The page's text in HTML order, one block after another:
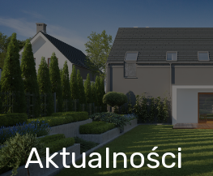
Aktualności